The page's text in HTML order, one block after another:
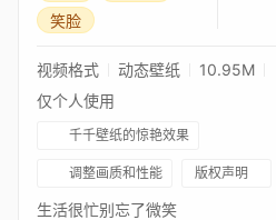
笑脸
视频格式 动态壁纸
10.95M
仅个人使用
千千壁纸的惊艳效果
调整画质和性能 版权声明
生活很忙别忘了微笑